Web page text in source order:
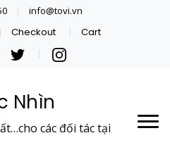
info@tovi.vn
Checkout Cart
Nhìn
các đối tác tại